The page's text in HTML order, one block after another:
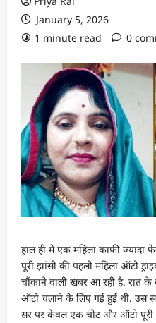
January 5, 2026
1 minute read
0
हाल ही में एक महिला काफी ज्यादा
पूरी झांसी की पहली महिला ऑटो
चौंकाने वाली खबर आ रही है. रात
ऑटो चलाने के लिए गई हुई थी. उस
सर पर केवल एक चोट और ऑटो